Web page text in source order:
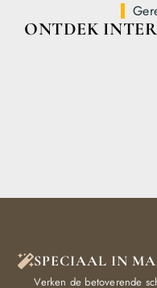
ONTDEK
SPECIAAL IN
Verken de betoverende